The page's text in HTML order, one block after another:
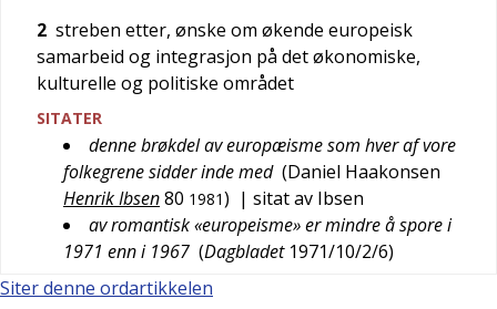
2 streben etter, ønske om økende europeisk
samarbeid og integrasjon på det økonomiske,
kulturelle og politiske området
SITATER
denne brøkdel av europæisme som hver af vore
folkegrene sidder inde med (Daniel Haakonsen
Henrik Ibsen80 1981) | sitat av Ibsen
av romantisk «europeisme» er mindre å spore i
1971 enn i 1967 (Dagbladet 1971/10/2/6)
Siter denne ordartikkelen